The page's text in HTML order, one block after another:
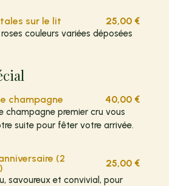
sur le lit 25,00 €
couleurs variées déposées
champagne 40,00 €
champagne premier cru vous
suite pour fêter votre arrivée.
(2
25,00 €
savoureux et convivial, pour